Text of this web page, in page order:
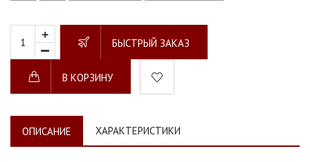
БЫСТРЫЙ ЗАКАЗ
В КОРЗИНУ
ОПИСАНИЕ ХАРАКТЕРИСТИКИ